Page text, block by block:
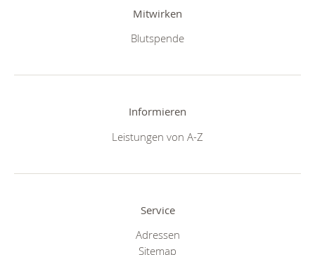
Mitwirken
Blutspende
Informieren
Leistungen von A-Z
Service
Adressen
Sitemap